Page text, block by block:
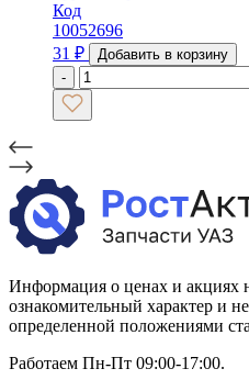
Код
10052696
31 ₽
Добавить в корзину
-
Информация о ценах и акциях
ознакомительный характер и
определенной положениями
Работаем Пн-Пт 09:00-17:00.